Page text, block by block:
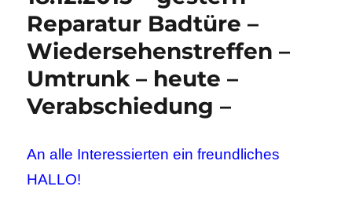
Reparatur Badtüre –
Wiedersehenstreffen –
Umtrunk – heute –
Verabschiedung –
An alle Interessierten ein freundliches
HALLO!